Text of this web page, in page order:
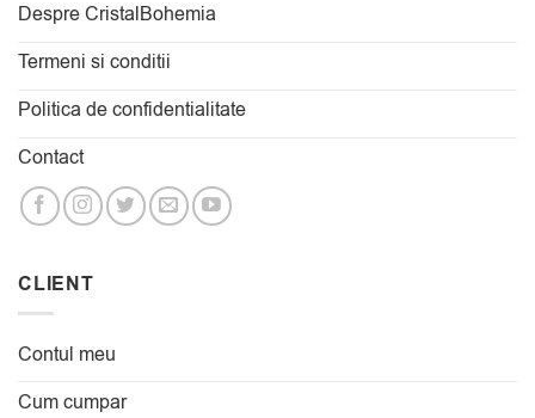
Despre CristalBohemia
Termeni si conditii
Politica de confidentialitate
Contact
CLIENT
Contul meu
Cum cumpar